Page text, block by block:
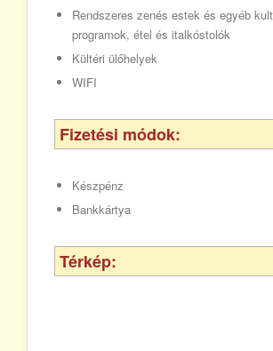
Rendszeres zenés estek és egyéb
programok, étel és italkóstolók
Kültéri ülőhelyek
WIFI
Fizetési módok:
Készpénz
Bankkártya
Térkép: